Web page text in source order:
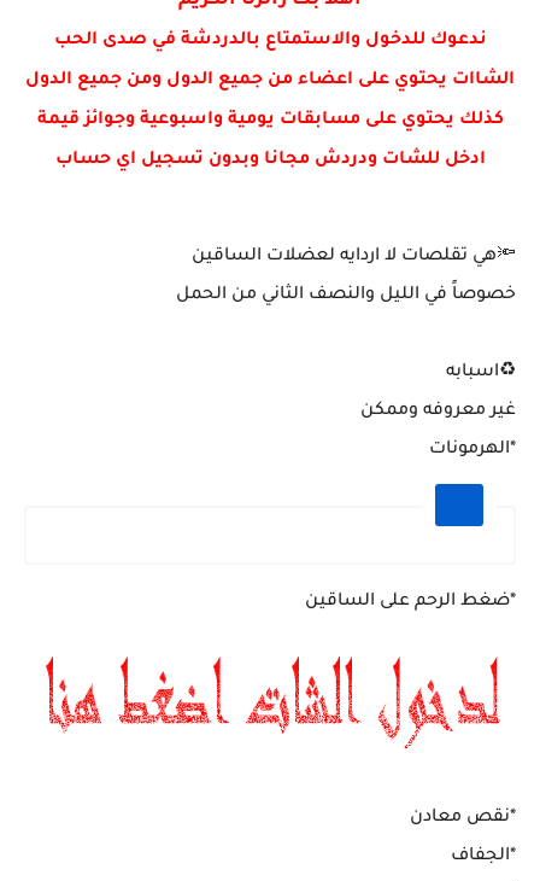
شرطي يبني مدينه سكنيه للايتام
ندعوك للدخول والاستمتاع بالدردشة في صدى الحب
الشاات يحتوي على اعضاء من جميع الدول ومن جميع الدول
كذلك يحتوي على مسابقات يومية واسبوعية وجوائز قيمة
ادخل للشات ودردش مجانا وبدون تسجيل اي حساب
🔦هي تقلصات لا اردايه لعضلات الساقين
خصوصاً في الليل والنصف الثاني من الحمل
♻️اسبابه
غير معروفه وممكن
*الهرمونات
*ضغط الرحم على الساقين
*نقص معادن
*الجفاف